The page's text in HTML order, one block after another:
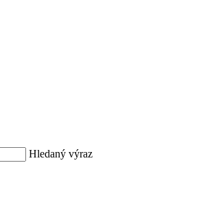
Hledaný výraz